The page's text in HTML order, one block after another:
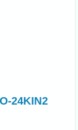
24KIN2